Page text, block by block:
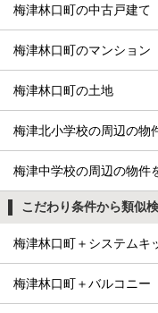
梅津林口町の中古戸建て
梅津林口町のマンション
梅津林口町の土地
梅津北小学校の周辺の物
梅津中学校の周辺の物件
こだわり条件から類似
梅津林口町＋システムキ
梅津林口町＋バルコニー